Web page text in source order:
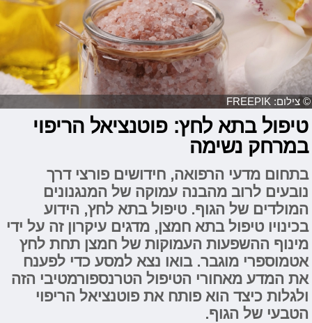
© צילום: FREEPIK
טיפול בתא לחץ: פוטנציאל הריפוי
במרחק נשימה
בתחום מדעי הרפואה, חידושים פורצי דרך
נובעים לרוב מהבנה עמוקה של המנגנונים
המולדים של הגוף. טיפול בתא לחץ, הידוע
בכינויו טיפול בתא חמצן, מדגים עיקרון זה על ידי
מינוף ההשפעות העמוקות של חמצן תחת לחץ
אטמוספרי מוגבר. בואו נצא למסע כדי לפענח
את המדע מאחורי הטיפול הטרנספורמטיבי הזה
ולגלות כיצד הוא פותח את פוטנציאל הריפוי
הטבעי של הגוף.